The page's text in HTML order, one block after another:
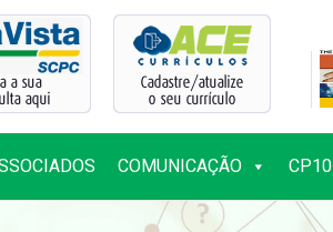
COMUNICAÇÃO CP10
COMUNICAÇÃO